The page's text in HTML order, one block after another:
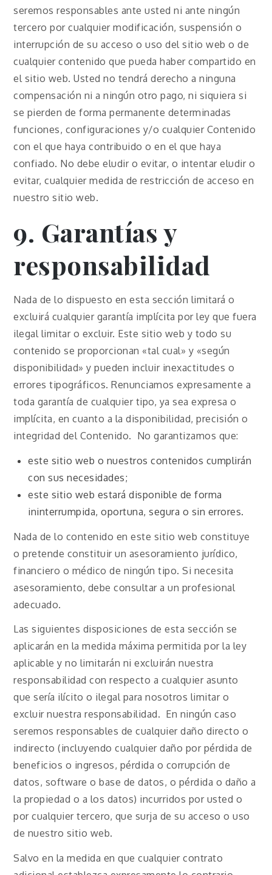
seremos responsables ante usted ni ante ningún
tercero por cualquier modificación, suspensión o
interrupción de su acceso o uso del sitio web o de
cualquier contenido que pueda haber compartido en
el sitio web. Usted no tendrá derecho a ninguna
compensación ni a ningún otro pago, ni siquiera si
se pierden de forma permanente determinadas
funciones, configuraciones y/o cualquier Contenido
con el que haya contribuido o en el que haya
confiado. No debe eludir o evitar, o intentar eludir o
evitar, cualquier medida de restricción de acceso en
nuestro sitio web.
9. Garantías y
responsabilidad
Nada de lo dispuesto en esta sección limitará o
excluirá cualquier garantía implícita por ley que fuera
ilegal limitar o excluir. Este sitio web y todo su
contenido se proporcionan «tal cual» y «según
disponibilidad» y pueden incluir inexactitudes o
errores tipográficos. Renunciamos expresamente a
toda garantía de cualquier tipo, ya sea expresa o
implícita, en cuanto a la disponibilidad, precisión o
integridad del Contenido. No garantizamos que:
este sitio web o nuestros contenidos cumplirán
con sus necesidades;
este sitio web estará disponible de forma
ininterrumpida, oportuna, segura o sin errores.
Nada de lo contenido en este sitio web constituye
o pretende constituir un asesoramiento jurídico,
financiero o médico de ningún tipo. Si necesita
asesoramiento, debe consultar a un profesional
adecuado.
Las siguientes disposiciones de esta sección se
aplicarán en la medida máxima permitida por la ley
aplicable y no limitarán ni excluirán nuestra
responsabilidad con respecto a cualquier asunto
que sería ilícito o ilegal para nosotros limitar o
excluir nuestra responsabilidad. En ningún caso
seremos responsables de cualquier daño directo o
indirecto (incluyendo cualquier daño por pérdida de
beneficios o ingresos, pérdida o corrupción de
datos, software o base de datos, o pérdida o daño a
la propiedad o a los datos) incurridos por usted o
por cualquier tercero, que surja de su acceso o uso
de nuestro sitio web.
Salvo en la medida en que cualquier contrato